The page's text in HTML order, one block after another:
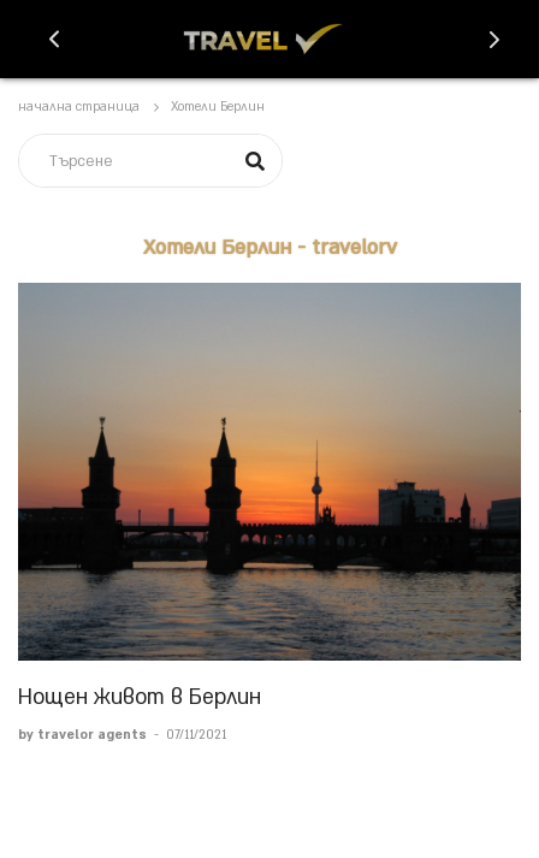
начална страница Хотели Берлин
Хотели Берлин - travelorv
Нощен живот в Берлин
by travelor agents - 07/11/2021